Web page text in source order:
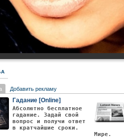
Добавить рекламу
Гадание [Online]
Абсолютно бесплатное
гадание. Задай свой
вопрос и получи ответ
в кратчайшие сроки.
Мире.